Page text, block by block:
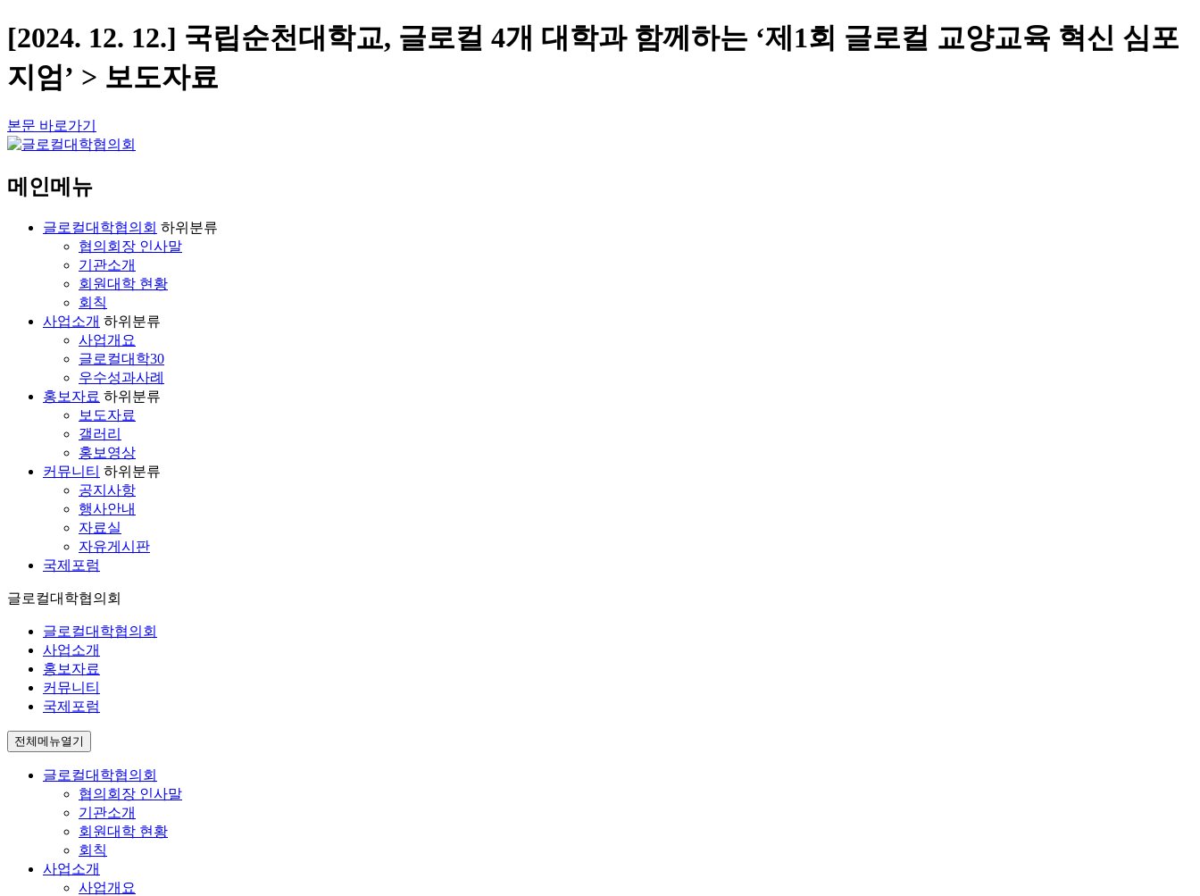
[2024. 12. 12.] 국립순천대학교, 글로컬 4개 대학과 함께하는 ‘제1회 글로컬 교양교육 혁신 심포
지엄’ > 보도자료
본문 바로가기
메인메뉴
글로컬대학협의회 하위분류
협의회장 인사말
기관소개
회원대학 현황
회칙
사업소개 하위분류
사업개요
글로컬대학30
우수성과사례
홍보자료 하위분류
보도자료
갤러리
홍보영상
커뮤니티 하위분류
공지사항
행사안내
자료실
자유게시판
국제포럼
글로컬대학협의회
글로컬대학협의회
사업소개
홍보자료
커뮤니티
국제포럼
전체메뉴열기
글로컬대학협의회
협의회장 인사말
기관소개
회원대학 현황
회칙
사업소개
사업개요